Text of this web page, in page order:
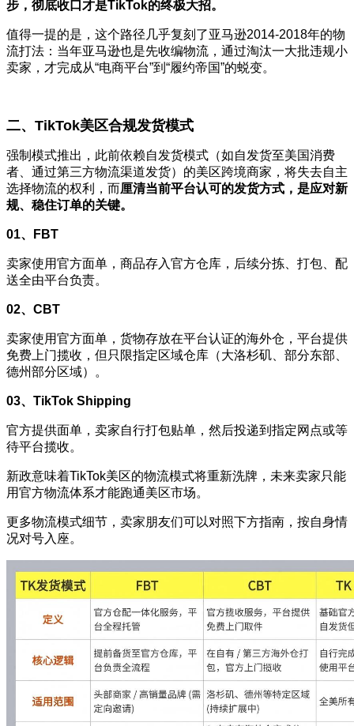
步，彻底收口才是TikTok的终极大招。
值得一提的是，这个路径几乎复刻了亚马逊2014-2018年的物
流打法：当年亚马逊也是先收编物流，通过淘汰一大批违规小
卖家，才完成从“电商平台”到“履约帝国”的蜕变。
二、TikTok美区合规发货模式
强制模式推出，此前依赖自发货模式（如自发货至美国消费
者、通过第三方物流渠道发货）的美区跨境商家，将失去自主
选择物流的权利，而厘清当前平台认可的发货方式，是应对新
规、稳住订单的关键。
01、FBT
卖家使用官方面单，商品存入官方仓库，后续分拣、打包、配
送全由平台负责。
02、CBT
卖家使用官方面单，货物存放在平台认证的海外仓，平台提供
免费上门揽收，但只限指定区域仓库（大洛杉矶、部分东部、
德州部分区域）。
03、TikTok Shipping
官方提供面单，卖家自行打包贴单，然后投递到指定网点或等
待平台揽收。
新政意味着TikTok美区的物流模式将重新洗牌，未来卖家只能
用官方物流体系才能跑通美区市场。
更多物流模式细节，卖家朋友们可以对照下方指南，按自身情
况对号入座。